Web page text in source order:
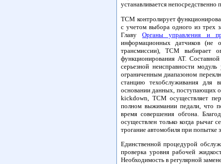
устанавливается
TCM контролирует
с учетом выбора одного из трех
ГлавуОрганы управления и
информационных датчиков (не
трансмиссии), TCM выбирает
функционирования АТ.
серьезной неисправности
ограниченным диапазоном
станцию техобслуживания для
основании данных, поступающих
kickdown, TCM осуществляет
полном выжимании педали, что
время совершения обгона.
осуществлен только когда рычаг
трогание автомобиля при попытке
Единственной процедурой
проверка уровня рабочей
Необходимость в регулярной